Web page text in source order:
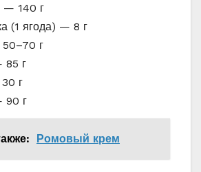
— 140 г
(1 ягода) — 8 г
г
85 г
г
90 г
Ромовый крем